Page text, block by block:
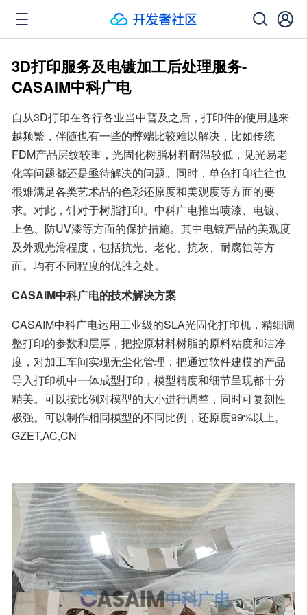
3D打印服务及电镀加工后处理服务-
CASAIM中科广电
自从3D打印在各行各业当中普及之后，打印件的使用越来
越频繁，伴随也有一些的弊端比较难以解决，比如传统
FDM产品层纹较重，光固化树脂材料耐温较低，见光易老
化等问题都还是亟待解决的问题。同时，单色打印往往也
很难满足各类艺术品的色彩还原度和美观度等方面的要
求。对此，针对于树脂打印。中科广电推出喷漆、电镀、
上色、防UV漆等方面的保护措施。其中电镀产品的美观度
及外观光滑程度，包括抗光、老化、抗灰、耐腐蚀等方
面。均有不同程度的优胜之处。
CASAIM中科广电的技术解决方案
CASAIM中科广电运用工业级的SLA光固化打印机，精细调
整打印的参数和层厚，把控原材料树脂的原料粘度和洁净
度，对加工车间实现无尘化管理，把通过软件建模的产品
导入打印机中一体成型打印，模型精度和细节呈现都十分
精美。可以按比例对模型的大小进行调整，同时可复刻性
极强。可以制作相同模型的不同比例，还原度99%以上。
GZET,AC,CN